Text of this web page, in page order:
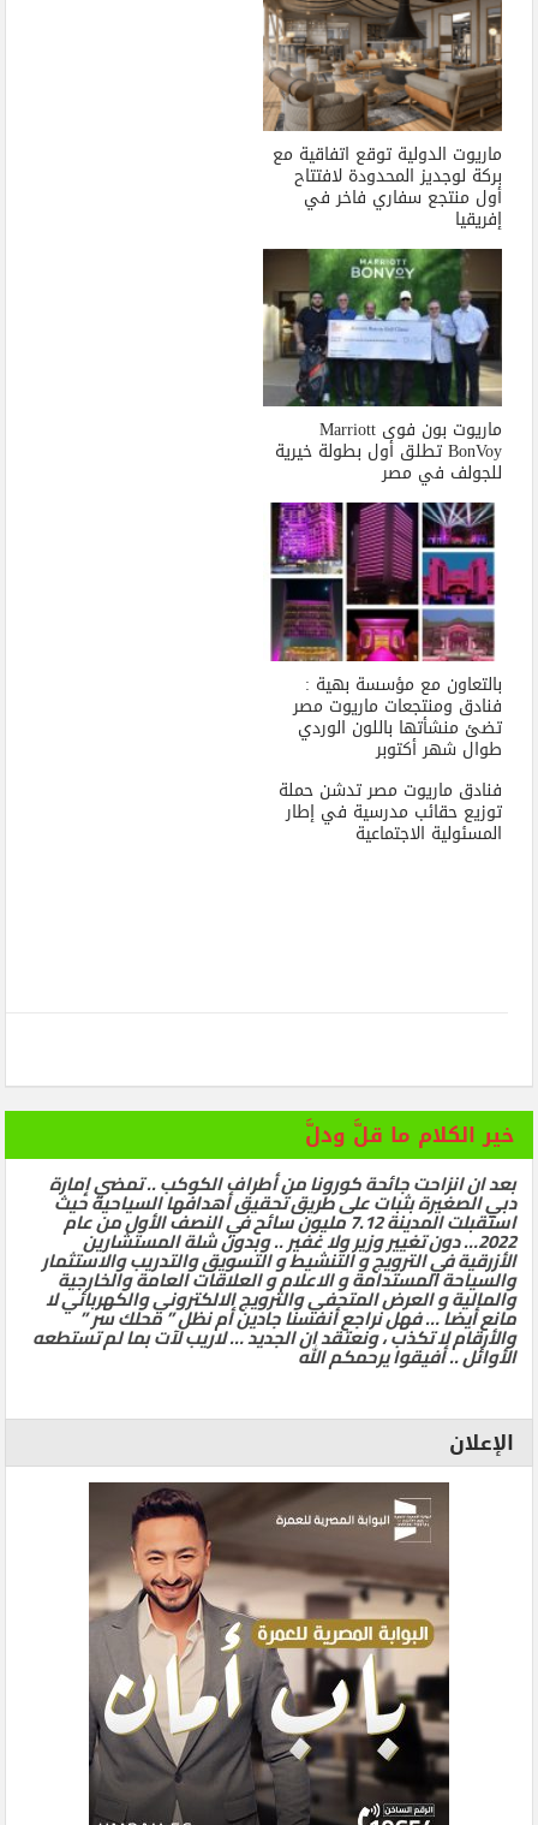
ماريوت الدولية توقع اتفاقية مع
بركة لوجديز المحدودة لافتتاح
أول منتجع سفاري فاخر في
إفريقيا
ماريوت بون فوى Marriott
BonVoy تطلق أول بطولة خيرية
للجولف في مصر
بالتعاون مع مؤسسة بهية :
فنادق ومنتجعات ماريوت مصر
تضئ منشأتها باللون الوردي
طوال شهر أكتوبر
فنادق ماريوت مصر تدشن حملة
توزيع حقائب مدرسية في إطار
المسئولية الاجتماعية
خير الكلام ما قلَّ ودلَّ
بعد ان انزاحت جائحة كورونا من أطراف الكوكب .. تمضي إمارة
دبي الصغيرة بثبات على طريق تحقيق أهدافها السياحية حيث
استقبلت المدينة 7.12 مليون سائح في النصف الأول من عام
2022… دون تغيير وزير ولا غفير .. وبدون شلة المستشارين
الأزرقية في الترويج و التنشيط و التسويق والتدريب والاستثمار
والسياحة المستدامة و الاعلام و العلاقات العامة والخارجية
والمالية و العرض المتحفي والترويج الالكتروني والكهربائي لا
مانع أيضا … فهل نراجع أنفسنا جادين أم نظل ” محلك سر ”
والأرقام لا تكذب ، ونعتقد ان الجديد … لاريب لآت بما لم تستطعه
الأوائل .. أفيقوا يرحمكم الله
الإعلان